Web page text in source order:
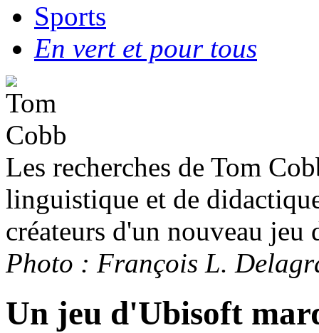
Sports
En vert et pour tous
Les recherches de Tom
linguistique et de
créateurs d'un nouveau jeu
Photo : François L.
Un jeu d'Ubisoft